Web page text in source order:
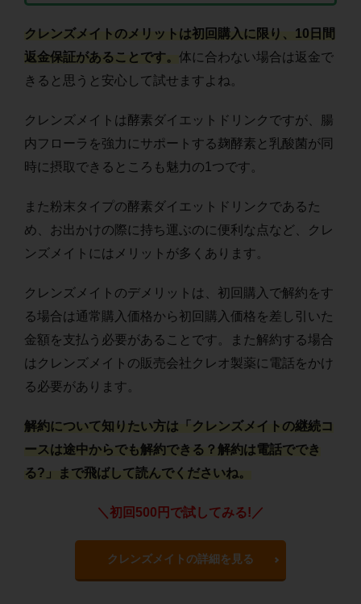
クレンズメイトのメリットは初回購入に限り、10日間
返金保証があることです。 体に合わない場合は返金で
きると思うと安心して試せますよね。
クレンズメイトは酵素ダイエットドリンクですが、腸
内フローラを強力にサポートする麹酵素と乳酸菌が同
時に摂取できるところも魅力の1つです。
また粉末タイプの酵素ダイエットドリンクであるた
め、お出かけの際に持ち運ぶのに便利な点など、クレ
ンズメイトにはメリットが多くあります。
クレンズメイトのデメリットは、初回購入で解約をす
る場合は通常購入価格から初回購入価格を差し引いた
金額を支払う必要があることです。また解約する場合
はクレンズメイトの販売会社クレオ製薬に電話をかけ
る必要があります。
解約について知りたい方は「クレンズメイトの継続コ
ースは途中からでも解約できる？解約は電話ででき
る?」まで飛ばして読んでくださいね。
＼初回500円で試してみる!／
クレンズメイトの詳細を見る